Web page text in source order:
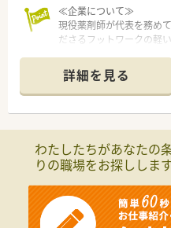
≪企業について≫
現役薬剤師が代表を務め
ださるフットワークの軽
を支えるという薬剤師と
モチベーション高い代表
う方歓迎！オン・オフの
ライフバランスを重視し
調剤の工程を論理的にシ
現。最短1分以内での投薬
また、門前の医師も全店
ことが可能です。残業は極
キリ区別できるところも
詳細を見る
わたしたちがあなたの
りの職場をお探しします